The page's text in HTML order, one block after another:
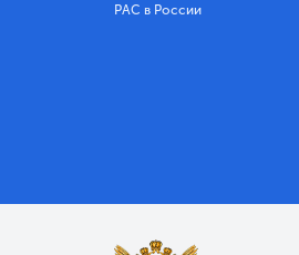
РАС в России